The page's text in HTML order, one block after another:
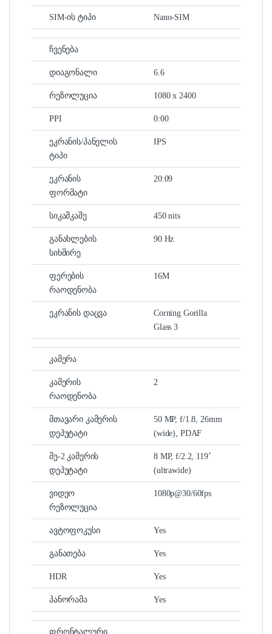
SIM-ის ტიპი Nano-SIM
ჩვენება
დიაგონალი 6.6
რეზოლუცია 1080 x 2400
PPI 0:00
ეკრანის/პანელის
ტიპი
IPS
ეკრანის
ფორმატი
20:09
სიკაშკაშე 450 nits
განახლების
სიხშირე
90 Hz
ფერების
რაოდენობა
16M
ეკრანის დაცვა
Corning Gorilla
Glass 3
კამერა
კამერის
რაოდენობა
2
მთავარი კამერის
დეპუტატი
50 MP, f/1.8, 26mm
(wide), PDAF
მე-2 კამერის
დეპუტატი
8 MP, f/2.2, 119˚
(ultrawide)
ვიდეო
რეზოლუცია
1080p@30/60fps
ავტოფოკუსი Yes
განათება Yes
HDR Yes
პანორამა Yes
ფრონტალური